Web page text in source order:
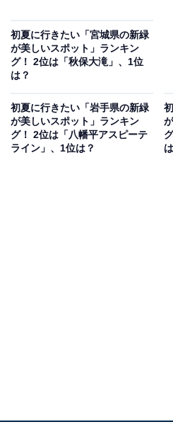
ルになります。頂上からの景
める」（50代男性／東京都）
ら自然の中を進む特別な体験
す」（20代男性／静岡県）、
な雰囲気が1番好きです」（
コメントが寄せられていました
初夏に行きたい「宮城県の新緑
が美しいスポット」ランキン
グ！ 2位は「秋保大滝」、1位
は？
初夏に行きたい「岩手県の新緑
が美しいスポット」ランキン
グ！ 2位は「八幡平アスピーテ
ライン」、1位は？